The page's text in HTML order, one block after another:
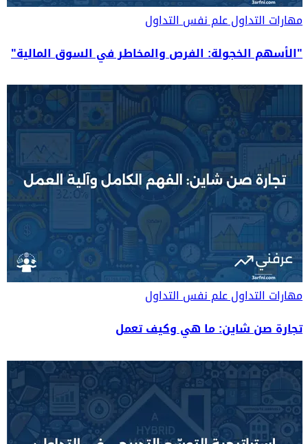
مهارات التداولعلم نفس التداول
"الأسهم الخجولة: الفرص والمخاطر في السوق المالية"
مهارات التداولعلم نفس التداول
تجارة صن شاين: ما هي وكيف تعمل